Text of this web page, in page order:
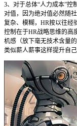
3、对于总体“人力成本”
对值，因为绝对值必然随
复杂、模糊，HR按以往经
控制在于HR战略思维的高
机感（放下毫无技术含量
类似薪人薪事这样提升自